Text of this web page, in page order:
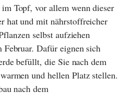
Topf, vor allem wenn dieser
hat und mit nährstoffreicher
selbst aufziehen
Dafür eignen sich
befüllt, die Sie nach dem
und hellen Platz stellen.
nach dem